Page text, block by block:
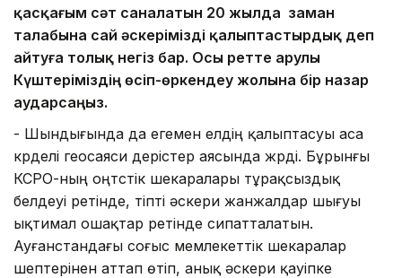
қасқағым сәт саналатын 20 жылда заман
талабына сай әскерімізді қалыптастырдық деп
айтуға толық негіз бар. Осы ретте Қарулы
Күштеріміздің өсіп-өркендеу жолына бір назар
аударсаңыз.
- Шындығында да егемен елдің қалыптасуы аса
күрделі геосаяси үдерістер аясында жүрді. Бұрынғы
КСРО-ның оңтүстік шекаралары тұрақсыздық
белдеуі ретінде, тіпті әскери жанжалдар шығуы
ықтимал ошақтар ретінде сипатталатын.
Ауғанстандағы соғыс мемлекеттік шекаралар
шептерінен аттап өтіп, анық әскери қауіпке